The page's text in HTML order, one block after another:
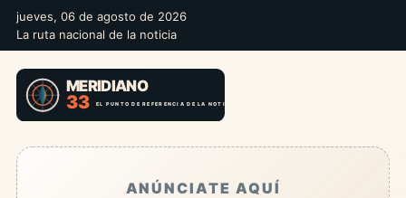
jueves, 06 de agosto de 2026
La ruta nacional de la noticia
ANÚNCIATE AQUÍ